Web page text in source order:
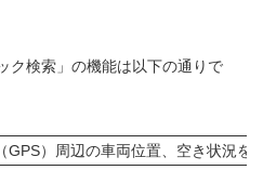
検索」の機能は以下の通りで
GPS）周辺の車両位置、空き状況を